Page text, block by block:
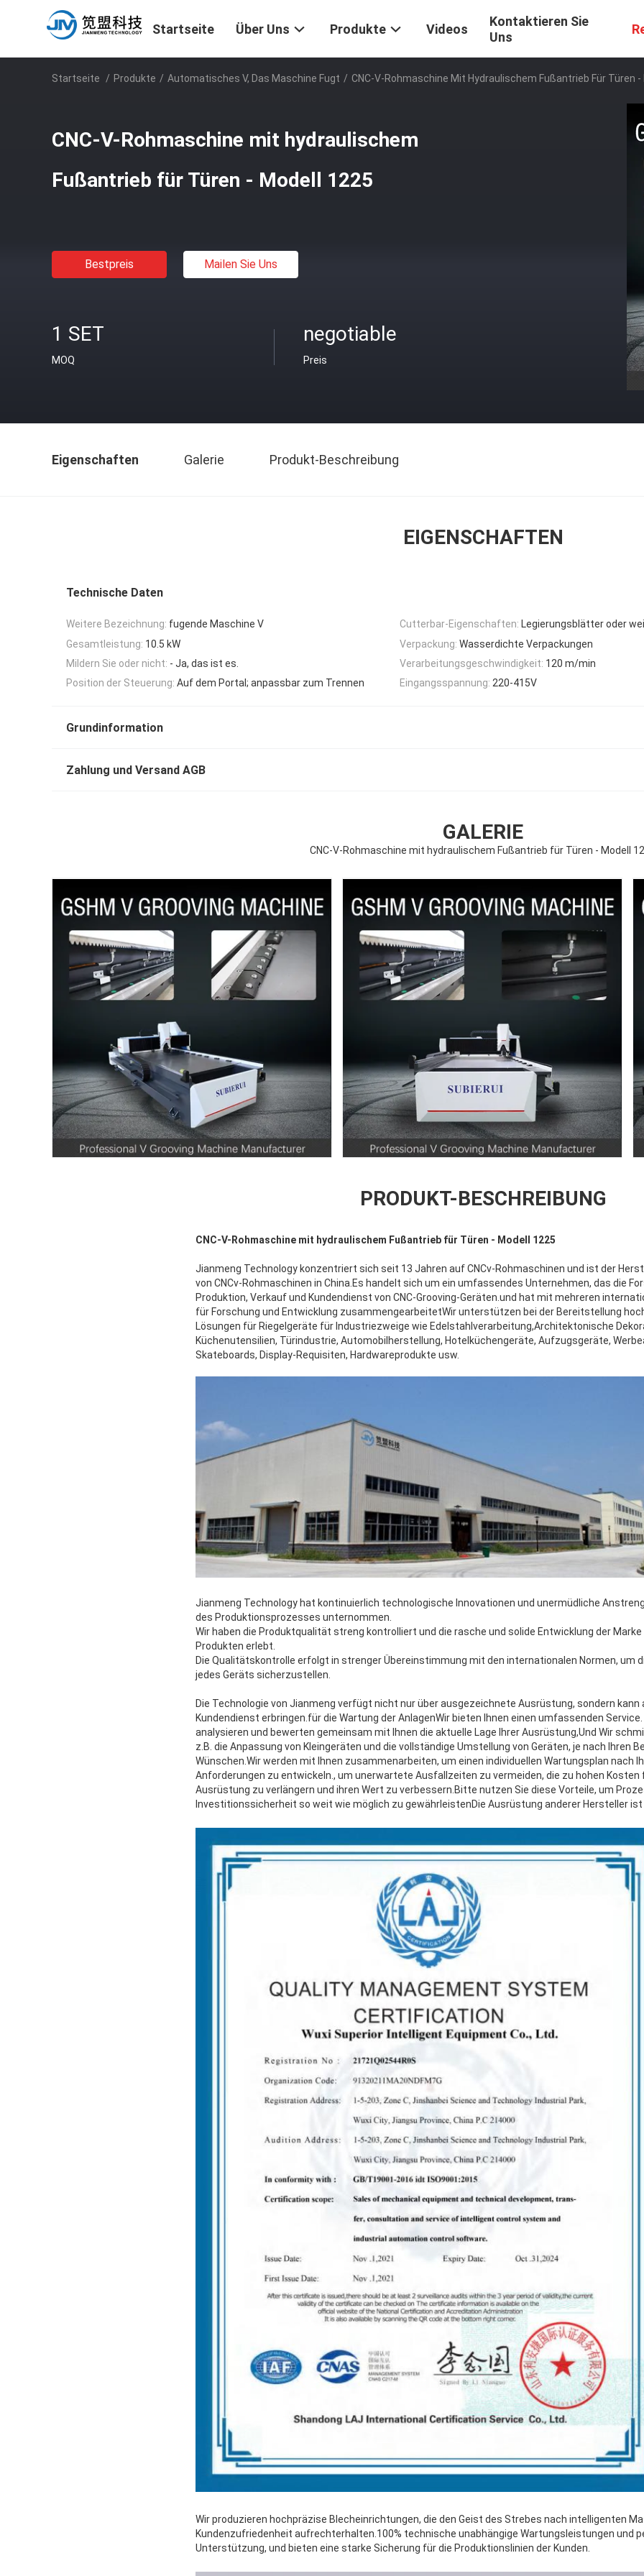
Startseite Über Uns Produkte Videos
Kontaktieren Sie
Uns
Startseite / Produkte / Automatisches V, Das Maschine Fugt / CNC-V-Rohmaschine Mit Hydraulischem Fußantrieb Für Türen -
CNC-V-Rohmaschine mit hydraulischem
Fußantrieb für Türen - Modell 1225
Bestpreis Mailen Sie Uns
1 SET
MOQ
negotiable
Preis
Eigenschaften Galerie Produkt-Beschreibung
EIGENSCHAFTEN
Technische Daten
Weitere Bezeichnung: fugende Maschine V Cutterbar-Eigenschaften: Legierungsblätter oder
Gesamtleistung: 10.5 kW Verpackung: Wasserdichte Verpackungen
Mildern Sie oder nicht: - Ja, das ist es. Verarbeitungsgeschwindigkeit: 120 m/min
Position der Steuerung: Auf dem Portal; anpassbar zum Trennen Eingangsspannung: 220-415V
Grundinformation
Zahlung und Versand AGB
GALERIE
CNC-V-Rohmaschine mit hydraulischem Fußantrieb für Türen - Modell
PRODUKT-BESCHREIBUNG
CNC-V-Rohmaschine mit hydraulischem Fußantrieb für Türen - Modell 1225
Jianmeng Technology konzentriert sich seit 13 Jahren auf CNCv-Rohmaschinen und ist der
von CNCv-Rohmaschinen in China.Es handelt sich um ein umfassendes Unternehmen, das die
Produktion, Verkauf und Kundendienst von CNC-Grooving-Geräten.und hat mit mehreren
für Forschung und Entwicklung zusammengearbeitetWir unterstützen bei der Bereitstellung
Lösungen für Riegelgeräte für Industriezweige wie Edelstahlverarbeitung,Architektonische
Küchenutensilien, Türindustrie, Automobilherstellung, Hotelküchengeräte, Aufzugsgeräte,
Skateboards, Display-Requisiten, Hardwareprodukte usw.
Jianmeng Technology hat kontinuierlich technologische Innovationen und unermüdliche
des Produktionsprozesses unternommen.
Wir haben die Produktqualität streng kontrolliert und die rasche und solide Entwicklung der
Produkten erlebt.
Die Qualitätskontrolle erfolgt in strenger Übereinstimmung mit den internationalen Normen, um
jedes Geräts sicherzustellen.
Die Technologie von Jianmeng verfügt nicht nur über ausgezeichnete Ausrüstung, sondern
Kundendienst erbringen.für die Wartung der AnlagenWir bieten Ihnen einen umfassenden
analysieren und bewerten gemeinsam mit Ihnen die aktuelle Lage Ihrer Ausrüstung,Und Wir
z.B. die Anpassung von Kleingeräten und die vollständige Umstellung von Geräten, je nach Ihren
Wünschen.Wir werden mit Ihnen zusammenarbeiten, um einen individuellen Wartungsplan nach
Anforderungen zu entwickeln., um unerwartete Ausfallzeiten zu vermeiden, die zu hohen Kosten
Ausrüstung zu verlängern und ihren Wert zu verbessern.Bitte nutzen Sie diese Vorteile, um
Investitionssicherheit so weit wie möglich zu gewährleistenDie Ausrüstung anderer Hersteller
Wir produzieren hochpräzise Blecheinrichtungen, die den Geist des Strebes nach intelligenten
Kundenzufriedenheit aufrechterhalten.100% technische unabhängige Wartungsleistungen und
Unterstützung, und bieten eine starke Sicherung für die Produktionslinien der Kunden.